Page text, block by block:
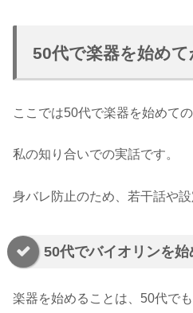
50代で楽器を始め
ここでは50代で楽器を始めて
私の知り合いでの実話です。
身バレ防止のため、若干話や設
50代でバイオリンを
楽器を始めることは、50代で